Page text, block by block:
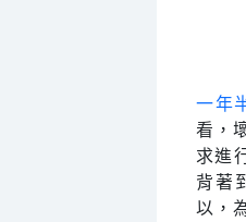
一年
看，
求進
背著
以，